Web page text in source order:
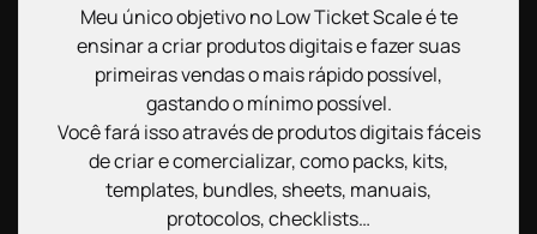
Meu único objetivo no Low Ticket Scale é te
ensinar a criar produtos digitais e fazer suas
primeiras vendas o mais rápido possível,
gastando o mínimo possível.
Você fará isso através de produtos digitais fáceis
de criar e comercializar, como packs, kits,
templates, bundles, sheets, manuais,
protocolos, checklists…